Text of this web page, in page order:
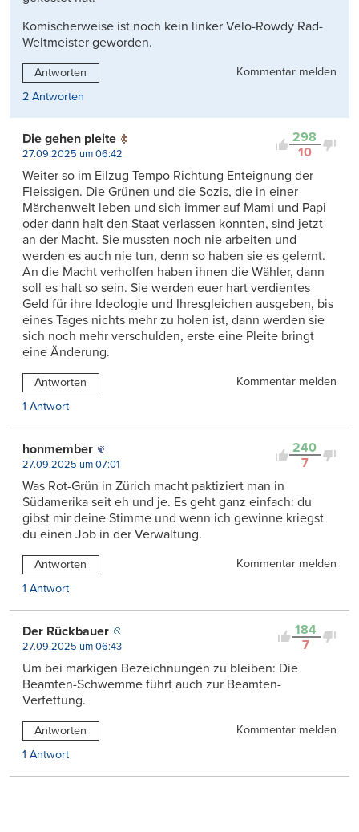
Komischerweise ist noch kein linker Velo-Rowdy Rad-
Weltmeister geworden.
Antworten
Kommentar melden
2 Antworten
298
10
Die gehen pleite
27.09.2025 um 06:42
Weiter so im Eilzug Tempo Richtung Enteignung der
Fleissigen. Die Grünen und die Sozis, die in einer
Märchenwelt leben und sich immer auf Mami und Papi
oder dann halt den Staat verlassen konnten, sind jetzt
an der Macht. Sie mussten noch nie arbeiten und
werden es auch nie tun, denn so haben sie es gelernt.
An die Macht verholfen haben ihnen die Wähler, dann
soll es halt so sein. Sie werden euer hart verdientes
Geld für ihre Ideologie und Ihresgleichen ausgeben, bis
eines Tages nichts mehr zu holen ist, dann werden sie
sich noch mehr verschulden, erste eine Pleite bringt
eine Änderung.
Antworten
Kommentar melden
1 Antwort
240
7
honmember
27.09.2025 um 07:01
Was Rot-Grün in Zürich macht paktiziert man in
Südamerika seit eh und je. Es geht ganz einfach: du
gibst mir deine Stimme und wenn ich gewinne kriegst
du einen Job in der Verwaltung.
Antworten
Kommentar melden
1 Antwort
184
7
Der Rückbauer
27.09.2025 um 06:43
Um bei markigen Bezeichnungen zu bleiben: Die
Beamten-Schwemme führt auch zur Beamten-
Verfettung.
Antworten
Kommentar melden
1 Antwort